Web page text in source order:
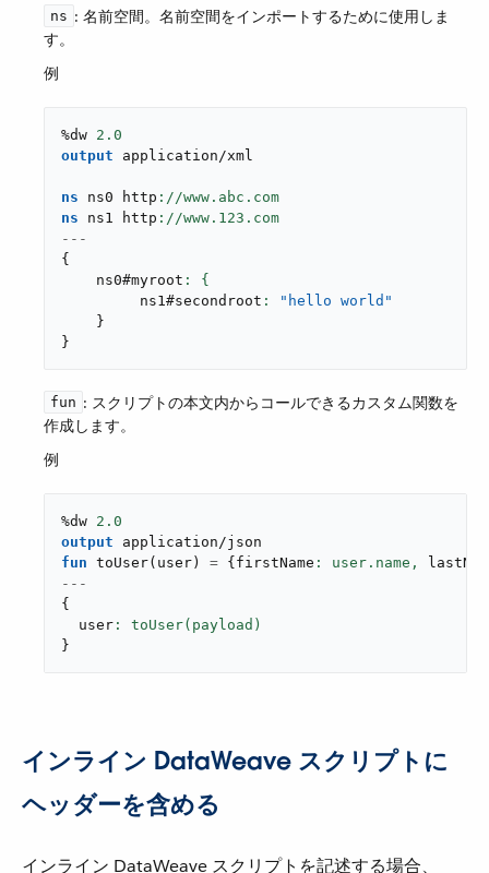
ns ​: 名前空間。名前空間をインポートするために使用しま
す。
例
%dw 2.0
output
application/xml
ns ns0 http
ns ns1 http ://www. 123
---
{
    ns0#myroot
         ns1#secondroot
:
"hello world"
}
}
fun ​: スクリプトの本文内からコールできるカスタム関数を
作成します。
例
%dw 2.0
output
application/json
fun toUser( user ) = { firstName : user.name,
---
{
  user
}
インライン DataWeave スクリプトに
ヘッダーを含める
インライン DataWeave スクリプトを記述する場合、